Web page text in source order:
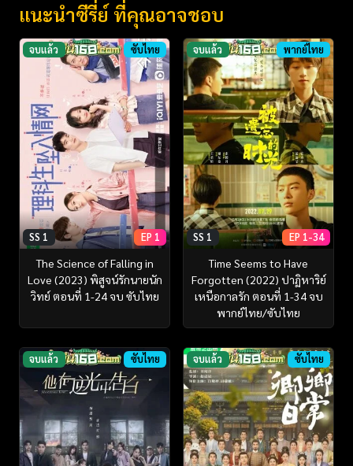
แนะนำซีรี่ย์ ที่คุณอาจชอบ
จบแล้ว ซับไทย
SS 1 EP 1
The Science of Falling in
Love (2023) พิสูจน์รักนายนัก
วิทย์ ตอนที่ 1-24 จบ ซับไทย
จบแล้ว พากย์ไทย
SS 1 EP 1-34
Time Seems to Have
Forgotten (2022) ปาฏิหาริย์
เหนือกาลรัก ตอนที่ 1-34 จบ
พากย์ไทย/ซับไทย
จบแล้ว ซับไทย จบแล้ว ซับไทย